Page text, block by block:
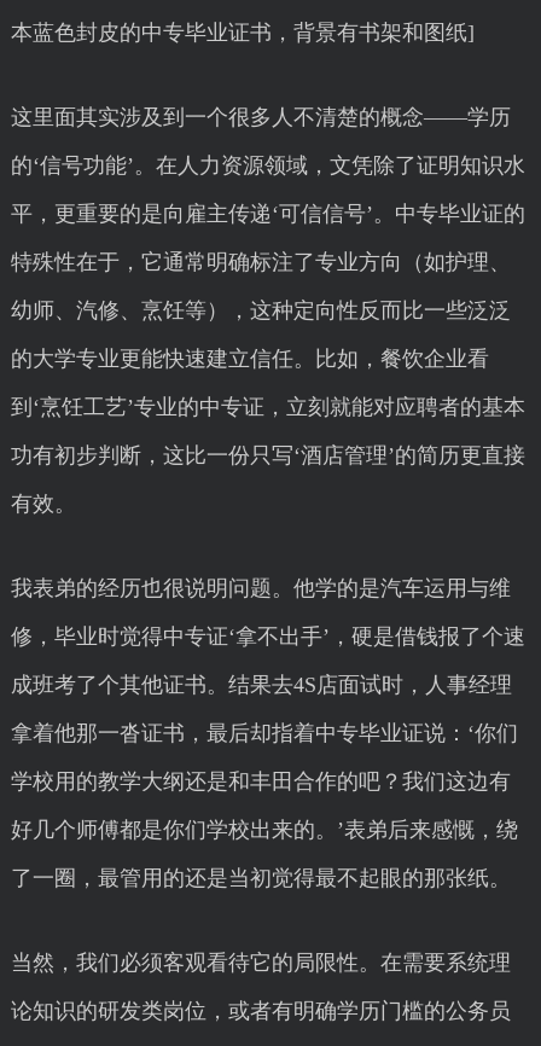
本蓝色封皮的中专毕业证书，背景有书架和图纸]
这里面其实涉及到一个很多人不清楚的概念——学历
的‘信号功能’。在人力资源领域，文凭除了证明知识水
平，更重要的是向雇主传递‘可信信号’。中专毕业证的
特殊性在于，它通常明确标注了专业方向（如护理、
幼师、汽修、烹饪等），这种定向性反而比一些泛泛
的大学专业更能快速建立信任。比如，餐饮企业看
到‘烹饪工艺’专业的中专证，立刻就能对应聘者的基本
功有初步判断，这比一份只写‘酒店管理’的简历更直接
有效。
我表弟的经历也很说明问题。他学的是汽车运用与维
修，毕业时觉得中专证‘拿不出手’，硬是借钱报了个速
成班考了个其他证书。结果去4S店面试时，人事经理
拿着他那一沓证书，最后却指着中专毕业证说：‘你们
学校用的教学大纲还是和丰田合作的吧？我们这边有
好几个师傅都是你们学校出来的。’表弟后来感慨，绕
了一圈，最管用的还是当初觉得最不起眼的那张纸。
当然，我们必须客观看待它的局限性。在需要系统理
论知识的研发类岗位，或者有明确学历门槛的公务员